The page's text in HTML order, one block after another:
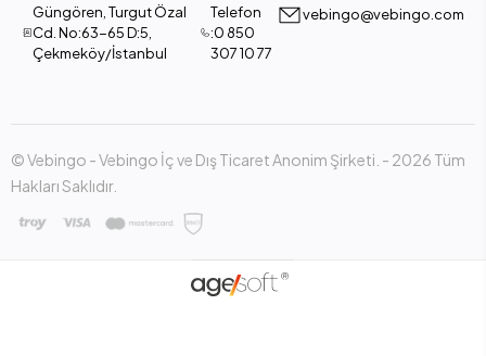
Güngören, Turgut Özal
Cd. No:63-65 D:5,
Çekmeköy/İstanbul
Telefon
:0 850
307 10 77
vebingo@vebingo.com
© Vebingo - Vebingo İç ve Dış Ticaret Anonim Şirketi. - 2026 Tüm
Hakları Saklıdır.